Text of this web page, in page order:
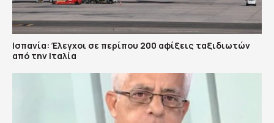
Ισπανία: Έλεγχοι σε περίπου 200 αφίξεις ταξιδιωτών
από την Ιταλία